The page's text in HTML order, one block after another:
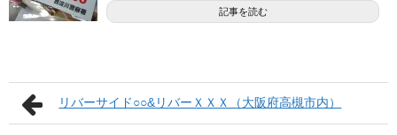
記事を読む
リバーサイド○○&リバーＸＸＸ（大阪府高槻市内）